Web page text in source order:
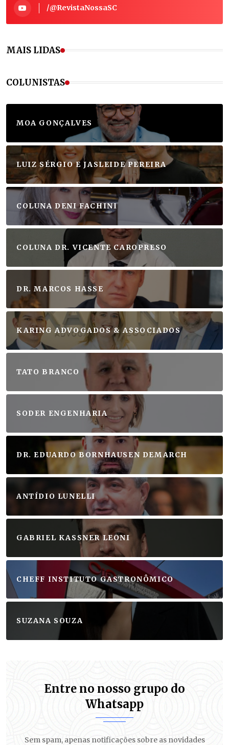
/@RevistaNossaSC
MAIS LIDAS
COLUNISTAS
MOA GONÇALVES
LUIZ SÉRGIO E JASLEIDE PEREIRA
COLUNA DENI FACHINI
COLUNA DR. VICENTE CAROPRESO
DR. MARCOS HASSE
KARING ADVOGADOS & ASSOCIADOS
TATO BRANCO
SODER ENGENHARIA
DR. EDUARDO BORNHAUSEN DEMARCH
ANTÍDIO LUNELLI
GABRIEL KASSNER LEONI
CHEFF INSTITUTO GASTRONÔMICO
SUZANA SOUZA
Entre no nosso grupo do
Whatsapp
Sem spam, apenas notificações sobre as novidades